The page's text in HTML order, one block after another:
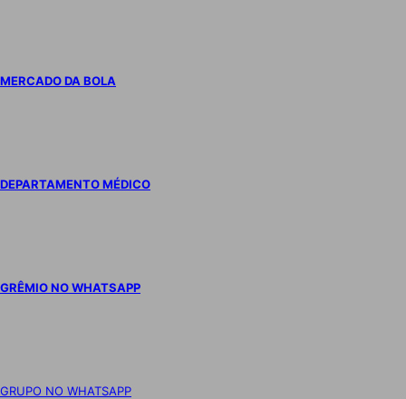
MERCADO DA BOLA
DEPARTAMENTO MÉDICO
GRÊMIO NO WHATSAPP
GRUPO NO WHATSAPP